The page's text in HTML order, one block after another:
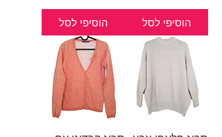
הוסיפי לסל הוסיפי לסל